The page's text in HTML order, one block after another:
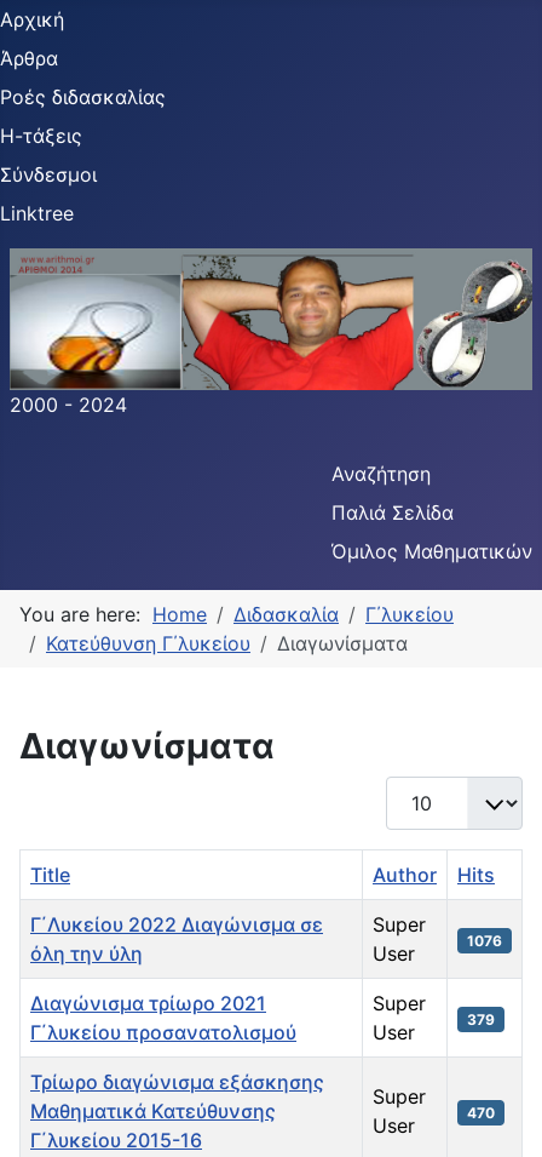
Αρχική
Άρθρα
Ροές διδασκαλίας
Η-τάξεις
Σύνδεσμοι
Linktree
2000 - 2024
Αναζήτηση
Παλιά Σελίδα
Όμιλος Μαθηματικών
You are here: Home Διδασκαλία
Γ΄λυκείου
Κατεύθυνση Γ΄λυκείου
Διαγωνίσματα
Διαγωνίσματα
Display #
Title Author Hits
Γ΄Λυκείου 2022 Διαγώνισμα σε
όλη την ύλη
Super
User
1076
Διαγώνισμα τρίωρο 2021
Γ΄λυκείου προσανατολισμού
Super
User
379
Τρίωρο διαγώνισμα εξάσκησης
Μαθηματικά Κατεύθυνσης
Γ΄λυκείου 2015-16
Super
User
470